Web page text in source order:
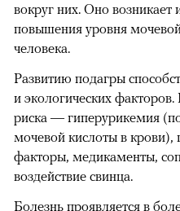
вокруг них. Оно возникает
повышения уровня
человека.
Развитию подагры
и экологических
риска — гиперурикемия
мочевой кислоты в крови),
факторы, медикаменты,
воздействие свинца.
Болезнь проявляется в